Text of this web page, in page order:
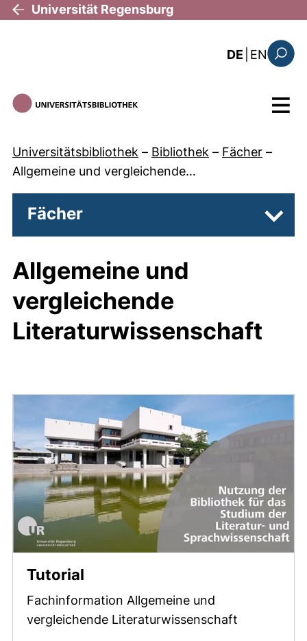
Direkt zum Inhalt
Universität Regensburg
DE EN: this
Menü
Universitätsbibliothek – Bibliothek – Fächer –
Allgemeine und vergleichende…
Fächer
Allgemeine und
vergleichende
Literaturwissenschaft
Tutorial
Fachinformation Allgemeine und
vergleichende Literaturwissenschaft